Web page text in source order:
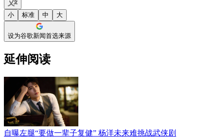
小 标准 中 大
设为谷歌新闻首选来源
延伸阅读
自曝左腿“要做一辈子复健” 杨洋未来难挑战武侠剧